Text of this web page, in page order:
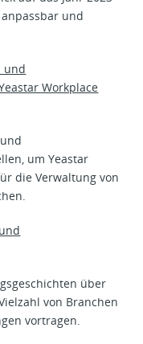
und
und
Workplace
um Yeastar
die Verwaltung von
über
von Branchen
vortragen.